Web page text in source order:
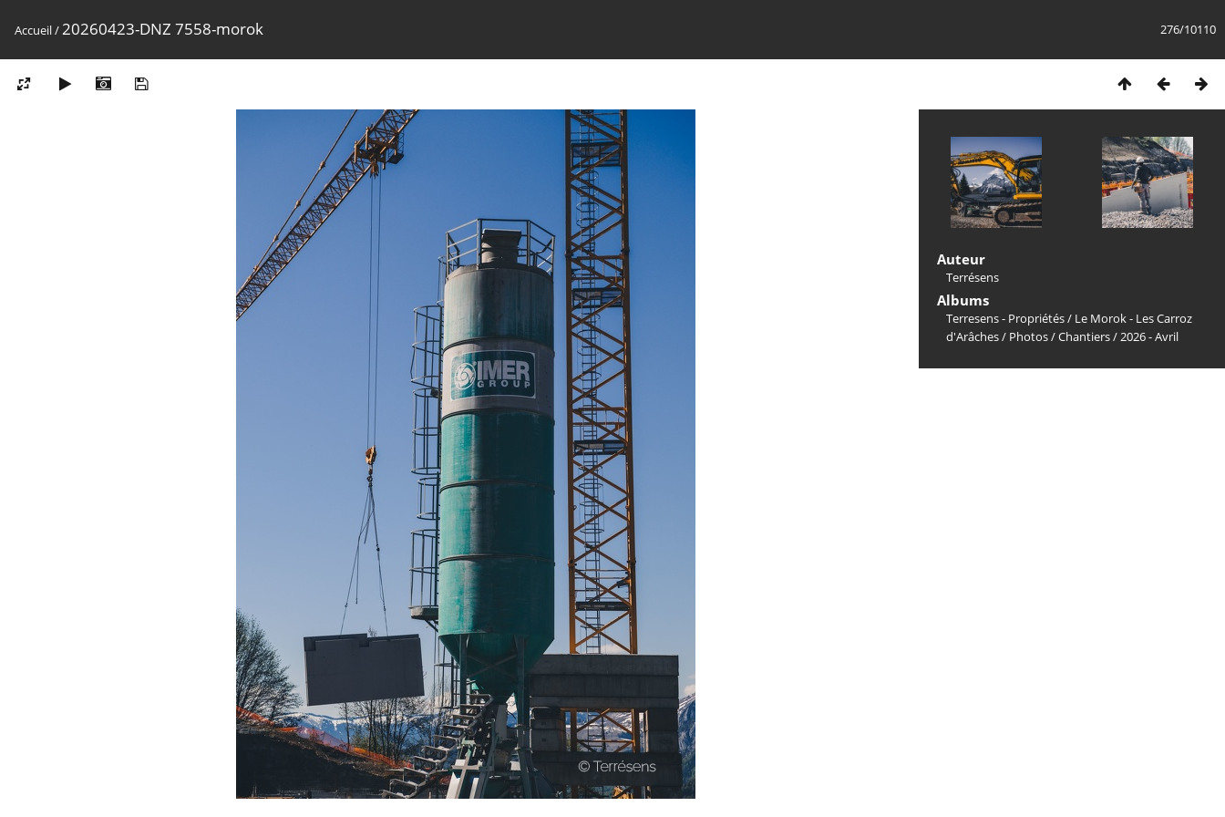
276/10110
Accueil/20260423-DNZ 7558-morok
Auteur
Terrésens
Albums
Terresens - Propriétés/ Le Morok - Les Carroz
d'Arâches/ Photos/Chantiers/2026 - Avril